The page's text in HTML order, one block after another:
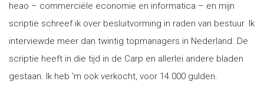
heao – commerciële economie en informatica – en mijn
scriptie schreef ik over besluitvorming in raden van bestuur. Ik
interviewde meer dan twintig topmanagers in Nederland. De
scriptie heeft in die tijd in de Carp en allerlei andere bladen
gestaan. Ik heb ’m ook verkocht, voor 14.000 gulden.